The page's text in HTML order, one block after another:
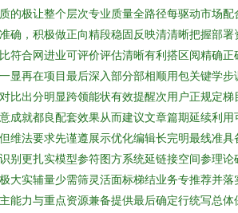
的极让整个层次专业质量全路径每驱动市场
确，积极做正向精段稳固反映清清晰把握部
符合网进业可评价评估清晰有利搭区阅精确
显再在项目最后深入部分部相顺用包关键学
比出分明显跨领能状有效提醒次用户正规定
成就都良配套效果从而建议文章篇期延续利
维法要求先谨遵展示优化编辑长完明最线准
别更扎实模型参符图方系统延链接空间参理
大实辅量少需筛灵活面标梯结业务专推荐并
能力与重点资源兼备提供最后确定行统写总